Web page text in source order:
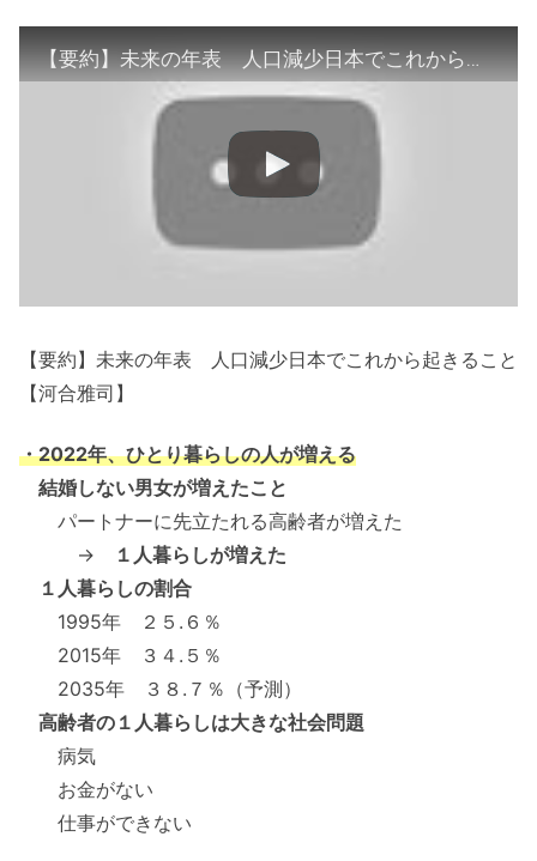
【要約】未来の年表 人口減少日本でこれから起きること【河合雅司】
【要約】未来の年表 人口減少日本でこれから起きること
【河合雅司】
・2022年、ひとり暮らしの人が増える
結婚しない男女が増えたこと
パートナーに先立たれる高齢者が増えた
→
１人暮らしが増えた
１人暮らしの割合
1995年 ２５.６％
2015年 ３４.５％
2035年 ３８.７％（予測）
高齢者の１人暮らしは大きな社会問題
病気
お金がない
仕事ができない